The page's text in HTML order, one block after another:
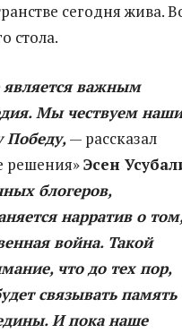
сегодня жива.
стола.
важным
Мы чествуем
Победу,— рассказал
решения»Эсен
блогеров,
нарратив о том,
война. Такой
что до тех пор,
связывать память
И пока наше